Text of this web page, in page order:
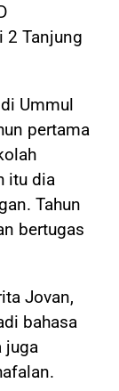
2 Tanjung
Ummul
pertama
itu dia
Tahun
bertugas
Jovan,
bahasa
juga